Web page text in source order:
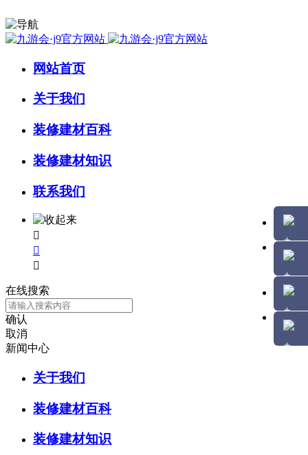
网站首页
关于我们
装修建材百科
装修建材知识
联系我们



在线搜索
确认
取消
新闻中心
关于我们
装修建材百科
装修建材知识